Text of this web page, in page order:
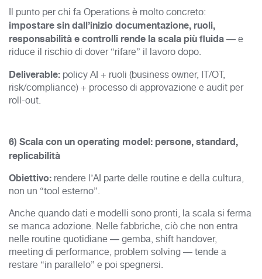
Il punto per chi fa Operations è molto concreto:
impostare sin dall’inizio documentazione, ruoli,
responsabilità e controlli rende la scala più fluida— e
riduce il rischio di dover “rifare” il lavoro dopo.
Deliverable: policy AI + ruoli (business owner, IT/OT,
risk/compliance) + processo di approvazione e audit per
roll-out.
6) Scala con un operating model: persone, standard,
replicabilità
Obiettivo: rendere l’AI parte delle routine e della cultura,
non un “tool esterno”.
Anche quando dati e modelli sono pronti, la scala si ferma
se manca adozione. Nelle fabbriche, ciò che non entra
nelle routine quotidiane — gemba, shift handover,
meeting di performance, problem solving — tende a
restare “in parallelo” e poi spegnersi.